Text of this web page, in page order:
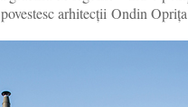
arhitecții Ondin